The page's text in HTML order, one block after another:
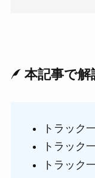
本記事で解
トラック
トラック
トラック